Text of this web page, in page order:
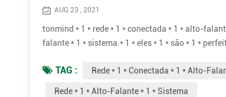
AUG 23 , 2021
tonmind * 1 * rede * 1 * conectada * 1 * alto-
falante * 1 * sistema.* 1 * eles * 1 * são * 1 *
TAG : Rede * 1 * Conectada * 1 * Alto-
Rede * 1 * Alto-Falante * 1 * Sistema